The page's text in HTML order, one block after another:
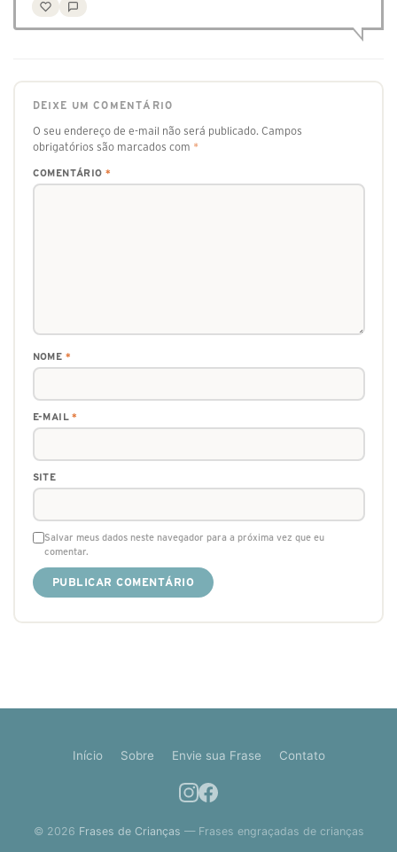
DEIXE UM COMENTÁRIO
O seu endereço de e-mail não será publicado. Campos
obrigatórios são marcados com *
COMENTÁRIO *
NOME *
E-MAIL*
SITE
Salvar meus dados neste navegador para a próxima vez que eu
comentar.
Início Sobre Envie sua Frase Contato
© 2026 Frases de Crianças — Frases engraçadas de crianças